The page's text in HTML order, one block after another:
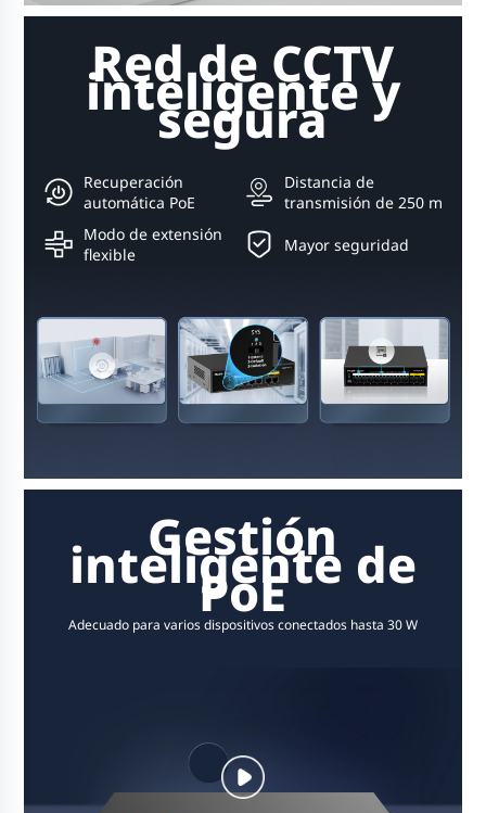
Red de CCTV
inteligente y
segura
Recuperación
automática PoE
Distancia de
transmisión de 250 m
Modo de extensión
flexible
Mayor seguridad
Gestión
inteligente de
PoE
Adecuado para varios dispositivos conectados hasta 30 W